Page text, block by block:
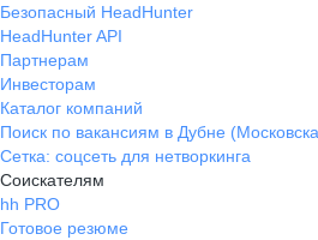
Безопасный HeadHunter
HeadHunter API
Партнерам
Инвесторам
Каталог компаний
Поиск по вакансиям в Дубне
Сетка: соцсеть для нетворкинга
Соискателям
hh PRO
Готовое резюме